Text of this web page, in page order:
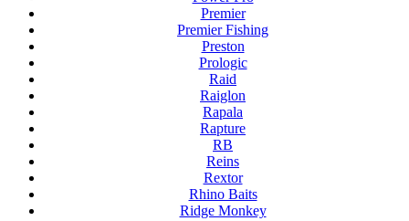
Premier
Premier Fishing
Preston
Prologic
Raid
Raiglon
Rapala
Rapture
RB
Reins
Rextor
Rhino Baits
Ridge Monkey